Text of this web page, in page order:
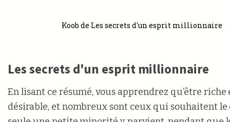
Koob de Les secrets d'un esprit millionnaire
Les secrets d'un esprit millionnaire
En lisant ce résumé, vous apprendrez qu’être
désirable, et nombreux sont ceux qui souhaitent le